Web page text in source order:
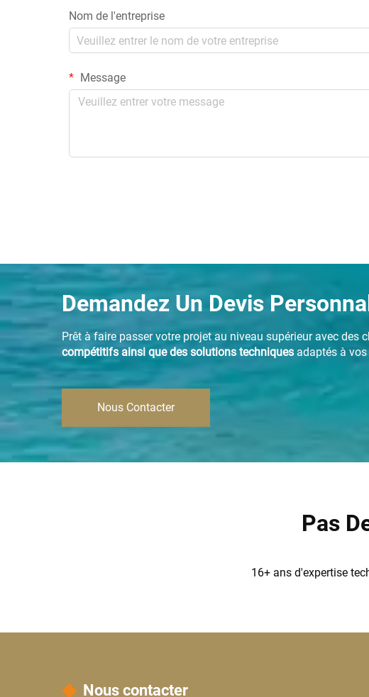
Nom de l'entreprise
Message
Demandez Un Devis
Prêt à faire passer votre projet au niveau supérieur avec
compétitifs ainsi que des solutions techniques adaptés à
Nous Contacter
Pas
16+ ans d'expertise
Nous contacter